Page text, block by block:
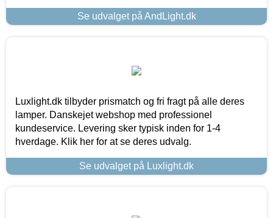
Se udvalget på AndLight.dk
Luxlight.dk tilbyder prismatch og fri fragt på alle deres
lamper. Danskejet webshop med professionel
kundeservice. Levering sker typisk inden for 1-4
hverdage. Klik her for at se deres udvalg.
Se udvalget på Luxlight.dk